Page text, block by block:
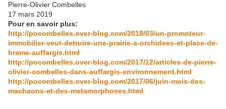
Pierre-Olivier Combelles
17 mars 2019
Pour en savoir plus:
http://pocombelles.over-blog.com/2018/03/un-promoteur-
immobilier-veut-detruire-une-prairie-a-orchidees-et-place-de-
brame-auffargis.html
http://pocombelles.over-blog.com/2017/12/articles-de-pierre-
olivier-combelles-dans-auffargis-environnement.html
http://pocombelles.over-blog.com/2017/06/juin-mois-des-
machaons-et-des-metamorphoses.html